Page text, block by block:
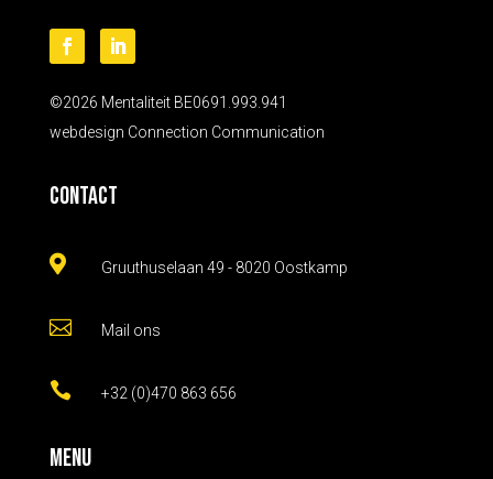
©2026 Mentaliteit BE0691.993.941
webdesign Connection Communication
Contact
 Gruuthuselaan 49 - 8020 Oostkamp
 Mail ons
 +32 (0)470 863 656
Menu